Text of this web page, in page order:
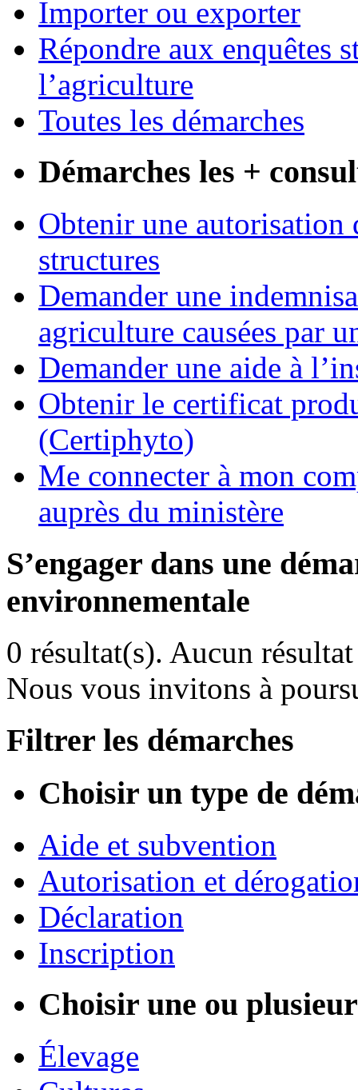
Importer ou exporter
Répondre aux enquêtes
l’agriculture
Toutes les démarches
Démarches les +
Obtenir une autorisation
structures
Demander une
agriculture causées par
Demander une aide à
Obtenir le certificat
(Certiphyto)
Me connecter à mon
auprès du ministère
S’engager dans une
environnementale
0 résultat(s). Aucun
Nous vous invitons à
Filtrer les démarches
Choisir un type de
Aide et subvention
Autorisation et
Déclaration
Inscription
Choisir une ou
Élevage